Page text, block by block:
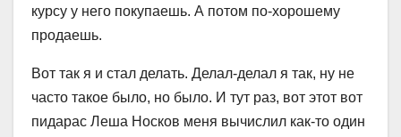
курсу у него покупаешь. А потом по-хорошему
продаешь.
Вот так я и стал делать. Делал-делал я так, ну не
часто такое было, но было. И тут раз, вот этот вот
пидарас Леша Носков меня вычислил как-то один